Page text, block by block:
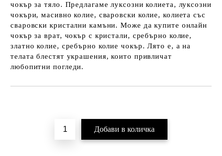
чокър за тяло. Предлагаме луксозни колиета, луксозни
чокъри, масивно колие, сваровски колие, колиета със
сваровски кристални камъни. Може да купите онлайн
чокър за врат, чокър с кристали, сребърно колие,
златно колие, сребърно колие чокър. Лято е, а на
телата блестят украшения, които привличат
любопитни погледи.